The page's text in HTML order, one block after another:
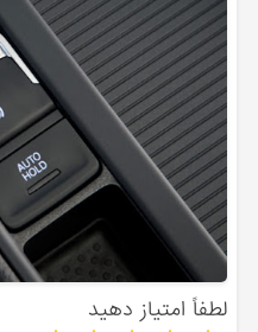
لطفاً امتیاز دهید